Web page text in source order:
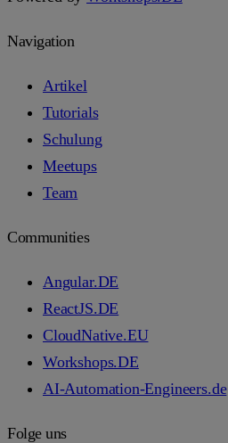
Navigation
Artikel
Tutorials
Schulung
Meetups
Team
Communities
Angular.DE
ReactJS.DE
CloudNative.EU
Workshops.DE
AI-Automation-Engineers.de
Folge uns